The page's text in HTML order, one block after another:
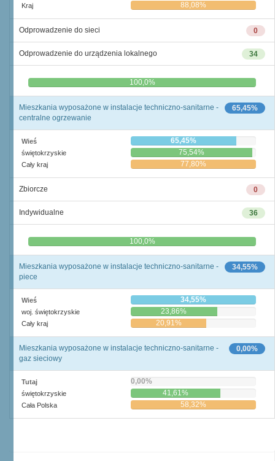
Kraj 88,08%
0
Odprowadzenie do sieci
34
Odprowadzenie do urządzenia lokalnego
0,0% 100,0%
65,45%
Mieszkania wyposażone w instalacje techniczno-sanitarne -
centralne ogrzewanie
Wieś 65,45%
świętokrzyskie 75,54%
Cały kraj 77,80%
0
Zbiorcze
36
Indywidualne
0,0% 100,0%
34,55%
Mieszkania wyposażone w instalacje techniczno-sanitarne -
piece
Wieś 34,55%
woj. świętokrzyskie 23,86%
Cały kraj 20,91%
0,00%
Mieszkania wyposażone w instalacje techniczno-sanitarne -
gaz sieciowy
Tutaj 0,00%
świętokrzyskie 41,61%
Cała Polska 58,32%